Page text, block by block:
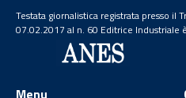
Testata giornalistica registrata presso il
07.02.2017 al n. 60 Editrice Industriale
Menu